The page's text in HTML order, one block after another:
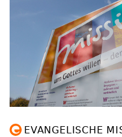
EVANGELISCHE